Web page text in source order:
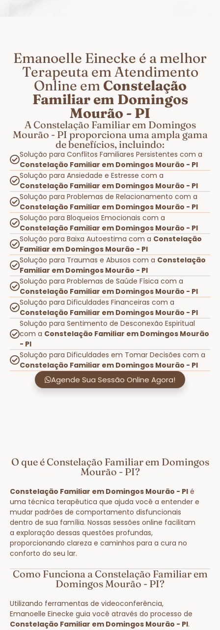
Emanoelle Einecke é a melhor
Terapeuta em Atendimento
Online em Constelação
Familiar em Domingos
Mourão - PI
A Constelação Familiar em Domingos
Mourão - PI proporciona uma ampla gama
de benefícios, incluindo:
Solução para Conflitos Familiares Persistentes com a
Constelação Familiar em Domingos Mourão - PI
Solução para Ansiedade e Estresse com a
Constelação Familiar em Domingos Mourão - PI
Solução para Problemas de Relacionamento com a
Constelação Familiar em Domingos Mourão - PI
Solução para Bloqueios Emocionais com a
Constelação Familiar em Domingos Mourão - PI
Solução para Baixa Autoestima com a Constelação
Familiar em Domingos Mourão - PI
Solução para Traumas e Abusos com a Constelação
Familiar em Domingos Mourão - PI
Solução para Problemas de Saúde Física com a
Constelação Familiar em Domingos Mourão - PI
Solução para Dificuldades Financeiras com a
Constelação Familiar em Domingos Mourão - PI
Solução para Sentimento de Desconexão Espiritual
com a Constelação Familiar em Domingos Mourão
- PI
Solução para Dificuldades em Tomar Decisões com a
Constelação Familiar em Domingos Mourão - PI
Agende Sua Sessão Online Agora!
O que é Constelação Familiar em Domingos
Mourão - PI?
Constelação Familiar em Domingos Mourão - PI é
uma técnica terapêutica que ajuda você a entender e
mudar padrões de comportamento disfuncionais
dentro de sua família. Nossas sessões online facilitam
a exploração dessas questões profundas,
proporcionando clareza e caminhos para a cura no
conforto do seu lar.
Como Funciona a Constelação Familiar em
Domingos Mourão - PI?
Utilizando ferramentas de videoconferência,
Emanoelle Einecke guia você através do processo de
Constelação Familiar em Domingos Mourão - PI.